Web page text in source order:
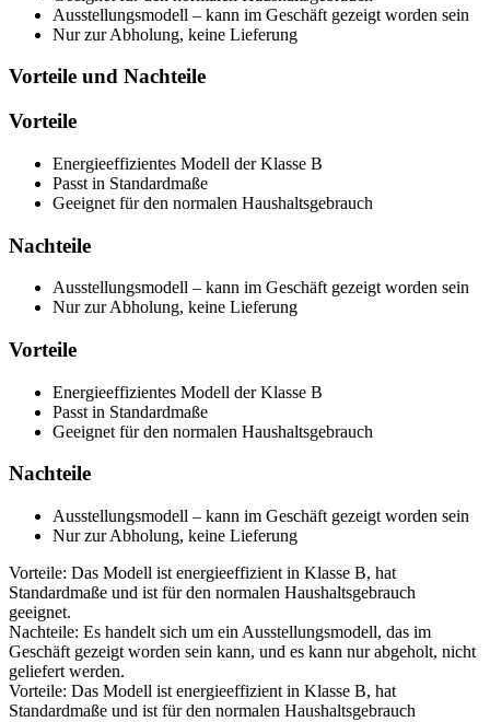
Ausstellungsmodell – kann im Geschäft gezeigt worden sein
Nur zur Abholung, keine Lieferung
Vorteile und Nachteile
Vorteile
Energieeffizientes Modell der Klasse B
Passt in Standardmaße
Geeignet für den normalen Haushaltsgebrauch
Nachteile
Ausstellungsmodell – kann im Geschäft gezeigt worden sein
Nur zur Abholung, keine Lieferung
Vorteile
Energieeffizientes Modell der Klasse B
Passt in Standardmaße
Geeignet für den normalen Haushaltsgebrauch
Nachteile
Ausstellungsmodell – kann im Geschäft gezeigt worden sein
Nur zur Abholung, keine Lieferung
Vorteile: Das Modell ist energieeffizient in Klasse B, hat
Standardmaße und ist für den normalen Haushaltsgebrauch
geeignet.
Nachteile: Es handelt sich um ein Ausstellungsmodell, das im
Geschäft gezeigt worden sein kann, und es kann nur abgeholt, nicht
geliefert werden.
Vorteile: Das Modell ist energieeffizient in Klasse B, hat
Standardmaße und ist für den normalen Haushaltsgebrauch